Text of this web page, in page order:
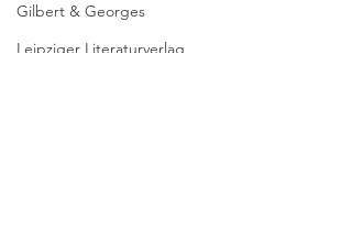
Gilbert & Georges
Leipziger Literaturverlag